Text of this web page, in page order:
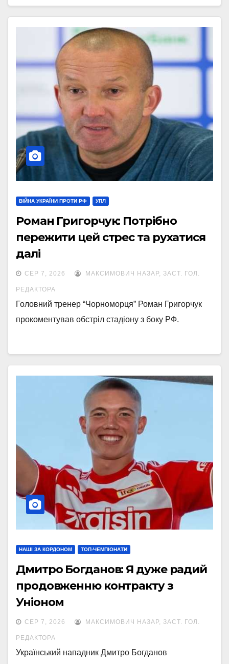
ВІЙНА УКРАЇНИ ПРОТИ РФ УПЛ
Роман Григорчук: Потрібно
пережити цей стрес та рухатися
далі
СЕР 7, 2026 МАКСИМОВИЧ НАЗАР, ЗАСТ. ГОЛ.
РЕДАКТОРА
Головний тренер “Чорноморця” Роман Григорчук
прокоментував обстріл стадіону з боку РФ.
НАШІ ЗА КОРДОНОМ ТОП-ЧЕМПІОНАТИ
Дмитро Богданов: Я дуже радий
продовженню контракту з
Уніоном
СЕР 7, 2026 МАКСИМОВИЧ НАЗАР, ЗАСТ. ГОЛ.
РЕДАКТОРА
Український нападник Дмитро Богданов